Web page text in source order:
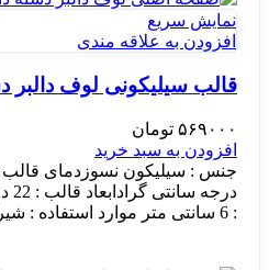
نمایش سریع
افزودن به علاقه مندی
قالب سیلیکونی لوف دالبر
۵۶۹۰۰۰ تومان
افزودن به سبد خرید
: 6 سانتی متر موارد استفاده : شیرینی، دسر، کوکو و …